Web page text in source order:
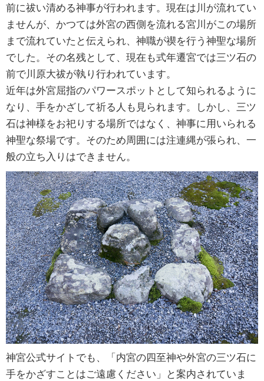
前に祓い清める神事が行われます。現在は川が流れてい
ませんが、かつては外宮の西側を流れる宮川がこの場所
まで流れていたと伝えられ、神職が禊を行う神聖な場所
でした。その名残として、現在も式年遷宮では三ツ石の
前で川原大祓が執り行われています。
近年は外宮屈指のパワースポットとして知られるように
なり、手をかざして祈る人も見られます。しかし、三ツ
石は神様をお祀りする場所ではなく、神事に用いられる
神聖な祭場です。そのため周囲には注連縄が張られ、一
般の立ち入りはできません。
神宮公式サイトでも、「内宮の四至神や外宮の三ツ石に
手をかざすことはご遠慮ください」と案内されていま